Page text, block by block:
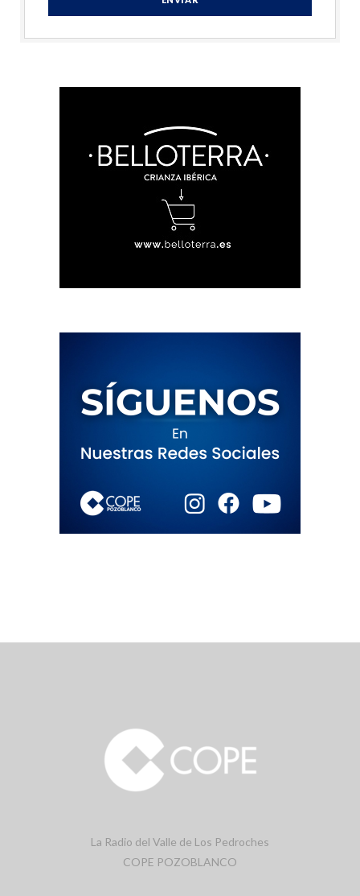
La Radio del Valle de Los Pedroches
COPE POZOBLANCO